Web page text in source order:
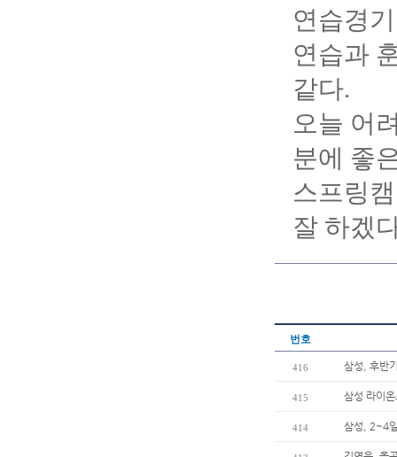
연습경
연습과
같다.
오늘 어
분에 좋
스프링
잘 하겠
번호
416 삼성, 후반
415 삼성 라이
414 삼성, 2~4